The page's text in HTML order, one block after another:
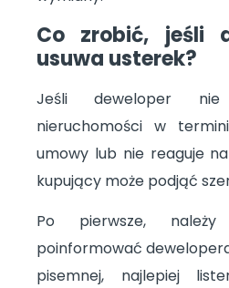
Co zrobić, jeśli
usuwa usterek?
Jeśli deweloper
nieruchomości w
umowy lub nie reaguje
kupujący może podjąć
Po pierwsze,
poinformować
pisemnej, najlepiej